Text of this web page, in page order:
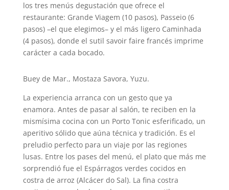
los tres menús degustación que ofrece el
restaurante: Grande Viagem (10 pasos), Passeio (6
pasos) –el que elegimos– y el más ligero Caminhada
(4 pasos), donde el sutil savoir faire francés imprime
carácter a cada bocado.
Buey de Mar., Mostaza Savora, Yuzu.
La experiencia arranca con un gesto que ya
enamora. Antes de pasar al salón, te reciben en la
mismísima cocina con un Porto Tonic esferificado, un
aperitivo sólido que aúna técnica y tradición. Es el
preludio perfecto para un viaje por las regiones
lusas. Entre los pases del menú, el plato que más me
sorprendió fue el Espárragos verdes cocidos en
costra de arroz (Alcácer do Sal). La fina costra